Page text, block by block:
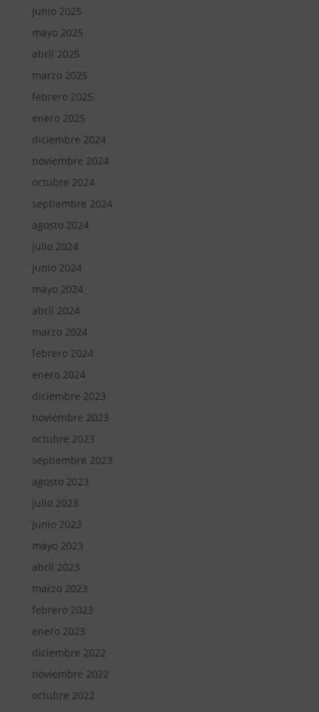
junio 2025
mayo 2025
abril 2025
marzo 2025
febrero 2025
enero 2025
diciembre 2024
noviembre 2024
octubre 2024
septiembre 2024
agosto 2024
julio 2024
junio 2024
mayo 2024
abril 2024
marzo 2024
febrero 2024
enero 2024
diciembre 2023
noviembre 2023
octubre 2023
septiembre 2023
agosto 2023
julio 2023
junio 2023
mayo 2023
abril 2023
marzo 2023
febrero 2023
enero 2023
diciembre 2022
noviembre 2022
octubre 2022